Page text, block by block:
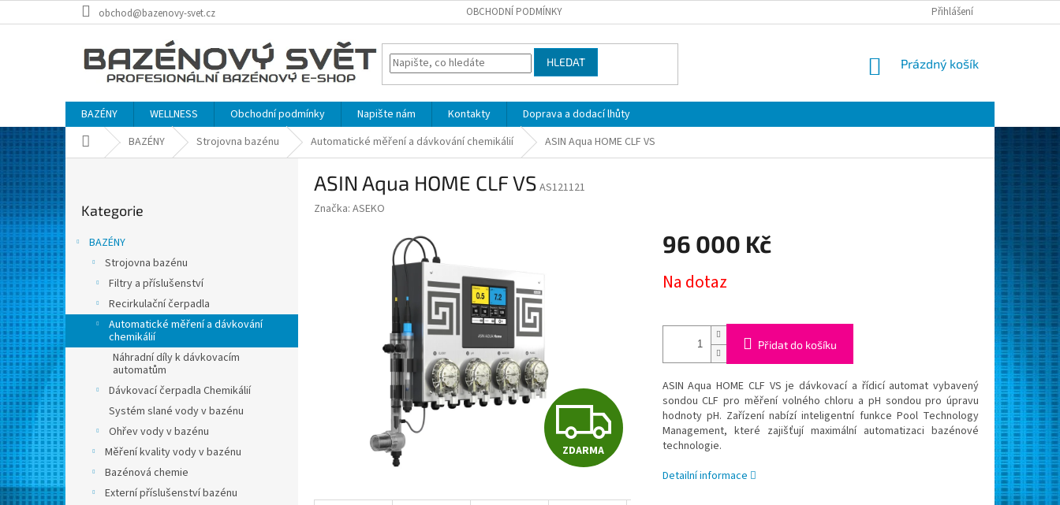
na
obchod@bazenovy-svet.cz OBCHODNÍ PODMÍNKY Přihlášení
HLEDAT
NÁKUPNÍ
Prázdný košík
BAZÉNY WELLNESS Obchodní podmínky Napište nám Kontakty
Doprava a dodací lhůty
Domů BAZÉNY Strojovna bazénu Automatické měření a dávkování chemikálií ASIN Aqua HOME CLF VS
n
kategorie
Kategorie
BAZÉNY
Strojovna bazénu
Filtry a příslušenství
Recirkulační čerpadla
Automatické měření a dávkování
chemikálií
Náhradní díly k dávkovacím
automatům
Dávkovací čerpadla Chemikálií
Systém slané vody v bazénu
Ohřev vody v bazénu
Měření kvality vody v bazénu
Bazénová chemie
Externí příslušenství bazénu
ASIN Aqua HOME CLF VS AS121121
Značka: ASEKO
Z
D
ZDARMA
96 000 Kč
cena:
Na dotaz
Přidat do košíku
ASIN Aqua HOME CLF VS je dávkovací a řídicí automat vybavený
sondou CLF pro měření volného chloru a pH sondou pro úpravu
hodnoty pH. Zařízení nabízí inteligentní funkce Pool Technology
Management, které zajišťují maximální automatizaci bazénové
technologie.
Detailní informace